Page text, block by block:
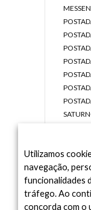
Utilizamos
navegação,
funcionalidades
tráfego. Ao
concorda com o